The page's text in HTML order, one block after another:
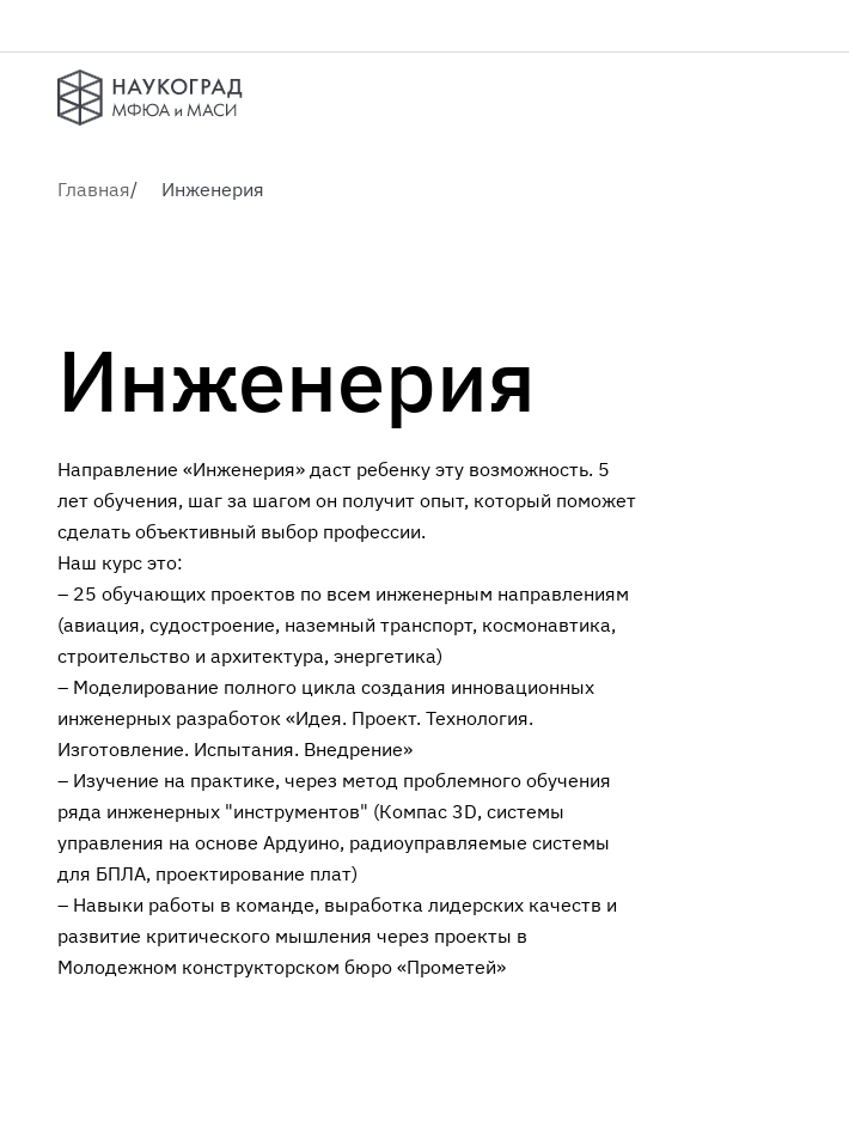
Главная Инженерия
Инженерия
Направление «Инженерия» даст ребенку эту возможность. 5
лет обучения, шаг за шагом он получит опыт, который поможет
сделать объективный выбор профессии.
Наш курс это:
– 25 обучающих проектов по всем инженерным направлениям
(авиация, судостроение, наземный транспорт, космонавтика,
строительство и архитектура, энергетика)
– Моделирование полного цикла создания инновационных
инженерных разработок «Идея. Проект. Технология.
Изготовление. Испытания. Внедрение»
– Изучение на практике, через метод проблемного обучения
ряда инженерных "инструментов" (Компас 3D, системы
управления на основе Ардуино, радиоуправляемые системы
для БПЛА, проектирование плат)
– Навыки работы в команде, выработка лидерских качеств и
развитие критического мышления через проекты в
Молодежном конструкторском бюро «Прометей»